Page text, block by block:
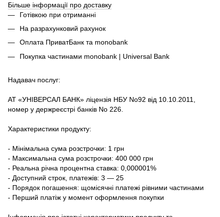
Більше інформації про доставку
Готівкою при отриманні
На разрахунковий рахунок
Оплата ПриватБанк та monobank
Покупка частинами monobank | Universal Bank
Надавач послуг:
АТ «УНІВЕРСАЛ БАНК» ліцензія НБУ No92 від 10.10.2011,
номер у держреєстрі банків No 226.
Характеристики продукту:
- Мінімальна сума розстрочки: 1 грн
- Максимальна сума розстрочки: 400 000 грн
- Реальна річна процентна ставка: 0,000001%
- Доступний строк, платежів: 3 — 25
- Порядок погашення: щомісячні платежі рівними частинами
- Перший платіж у момент оформлення покупки